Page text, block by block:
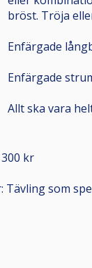
bröst. Tröja
Enfärgade
Enfärgade
Allt ska vara
kr
Tävling som